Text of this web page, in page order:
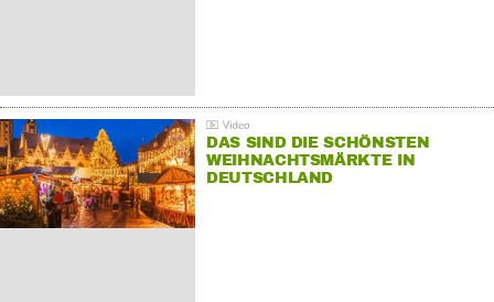
DAS SIND DIE SCHÖNSTEN
WEIHNACHTSMÄRKTE IN
DEUTSCHLAND